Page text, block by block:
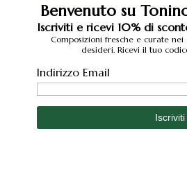
Benvenuto su
Iscriviti e ricevi 10% di
Composizioni fresche e curate
desideri. Ricevi il tuo
Indirizzo Email